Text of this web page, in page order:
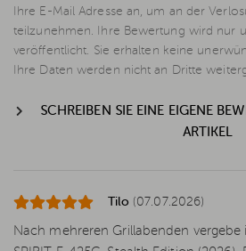
Ihre E-Mail Adresse an, um an der
teilzunehmen. Ihre Bewertung wird nur
veröffentlicht. Sie erhalten keine
Ihre Daten werden nicht an Dritte
SCHREIBEN SIE EINE EIGENE
ARTIKEL
Tilo (07.07.2026)
Nach mehreren Grillabenden vergebe